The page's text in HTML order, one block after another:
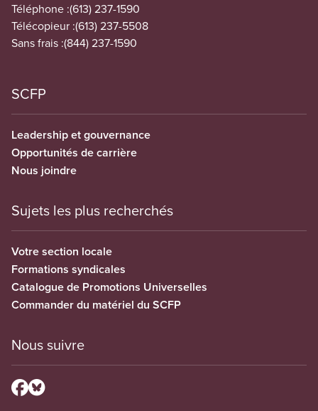
Téléphone :(613) 237-1590
Télécopieur :(613) 237-5508
Sans frais :(844) 237-1590
SCFP
Leadership et gouvernance
Opportunités de carrière
Nous joindre
Sujets les plus recherchés
Votre section locale
Formations syndicales
Catalogue de Promotions Universelles
Commander du matériel du SCFP
Nous suivre